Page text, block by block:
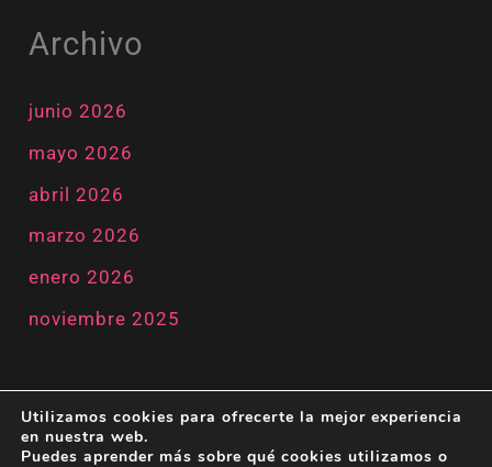
Archivo
junio 2026
mayo 2026
abril 2026
marzo 2026
enero 2026
noviembre 2025
Utilizamos cookies para ofrecerte la mejor experiencia
en nuestra web.
Puedes aprender más sobre qué cookies utilizamos o